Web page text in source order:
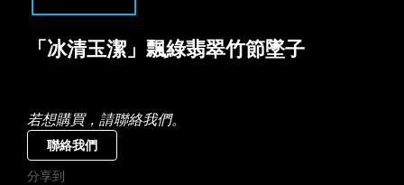
「冰清玉潔」飄綠翡翠竹節墜子
若想購買，請聯絡我們。
聯絡我們
分享到